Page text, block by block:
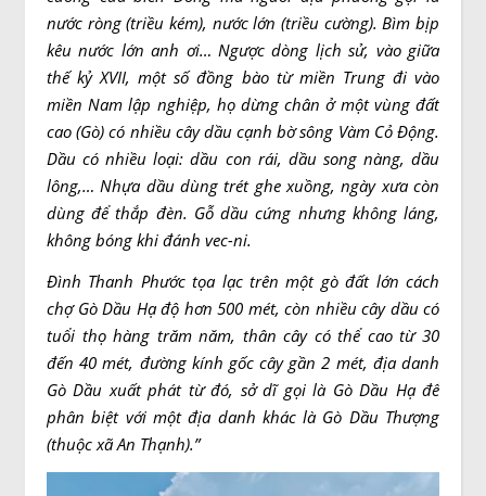
nước ròng (triều kém), nước lớn (triều cường). Bìm bịp
kêu nước lớn anh ơi… Ngược dòng lịch sử, vào giữa
thế kỷ XVII, một số đồng bào từ miền Trung đi vào
miền Nam lập nghiệp, họ dừng chân ở một vùng đất
cao (Gò) có nhiều cây dầu cạnh bờ sông Vàm Cỏ Động.
Dầu có nhiều loại: dầu con rái, dầu song nàng, dầu
lông,… Nhựa dầu dùng trét ghe xuồng, ngày xưa còn
dùng để thắp đèn. Gỗ dầu cứng nhưng không láng,
không bóng khi đánh vec-ni.
Đình Thanh Phước tọa lạc trên một gò đất lớn cách
chợ Gò Dầu Hạ độ hơn 500 mét, còn nhiều cây dầu có
tuổi thọ hàng trăm năm, thân cây có thể cao từ 30
đến 40 mét, đường kính gốc cây gần 2 mét, địa danh
Gò Dầu xuất phát từ đó, sở dĩ gọi là Gò Dầu Hạ để
phân biệt với một địa danh khác là Gò Dầu Thượng
(thuộc xã An Thạnh).”